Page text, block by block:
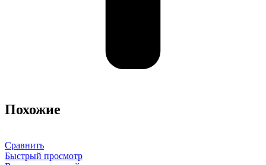
Похожие
Сравнить
Быстрый просмотр